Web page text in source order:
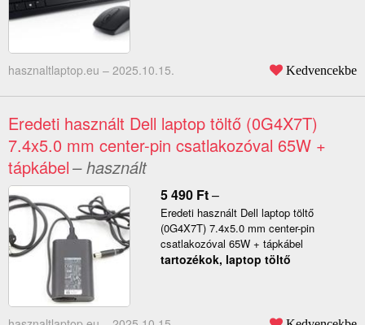
hasznaltlaptop.eu – 2025.10.15. Kedvencekbe
Eredeti használt Dell laptop töltő (0G4X7T)
7.4x5.0 mm center-pin csatlakozóval 65W +
tápkábel– használt
5 490 Ft–
Eredeti használt Dell laptop töltő
(0G4X7T) 7.4x5.0 mm center-pin
csatlakozóval 65W + tápkábel
tartozékok, laptop töltő